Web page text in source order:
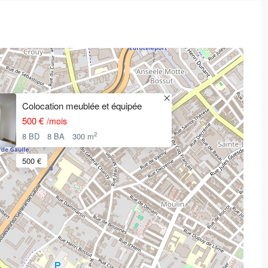
500 €
Colocation meublée et équipée
500 € /mois
8 BD 8 BA 300 m2